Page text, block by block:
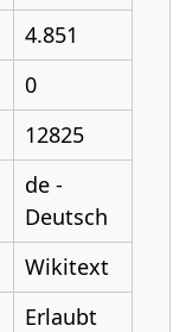
4.851
0
12825
de -
Deutsch
Wikitext
Erlaubt